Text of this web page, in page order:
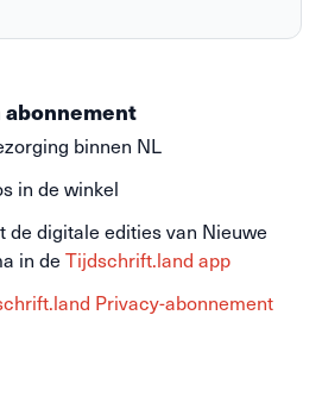
abonnement
binnen NL
in de winkel
de digitale edities van Nieuwe
in de Tijdschrift.land app
Privacy-abonnement